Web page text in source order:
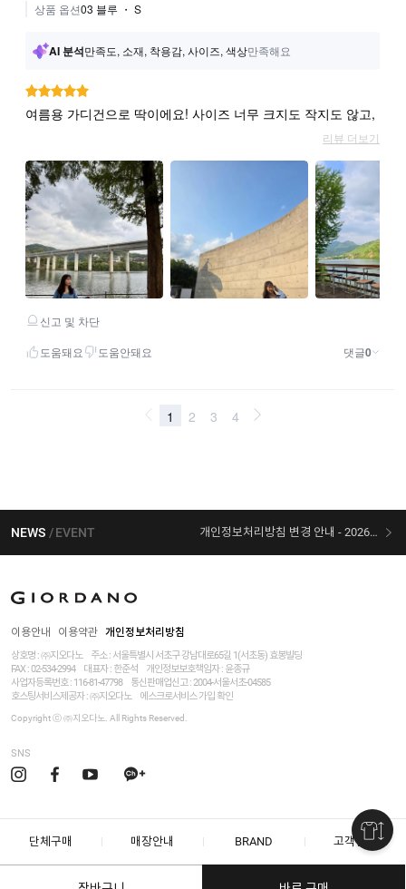
NEWS EVENT 개인정보처리방침 변경 안내 - 2026/07/30 시행
이용안내 이용약관 개인정보처리방침
상호명 : ㈜지오다노
주소 : 서울특별시 서초구 강남대로65길 1(서초동) 효봉빌딩
FAX : 02-534-2994
대표자 : 한준석 개인정보보호책임자 : 윤종규
사업자등록번호 : 116-81-47798
통신판매업신고 : 2004-서울서초-04585
호스팅서비스제공자 : ㈜지오다노
에스크로서비스 가입 확인
Copyright ⓒ ㈜지오다노. All Rights Reserved.
SNS
단체구매 매장안내 BRAND 고객센터